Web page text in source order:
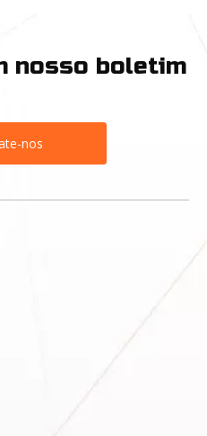
nosso boletim
nos